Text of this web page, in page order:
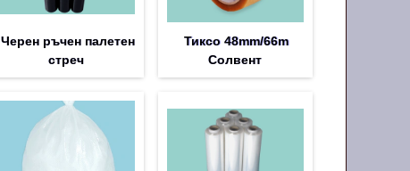
Черен ръчен палетен
стреч
Тиксо 48mm/66m
Солвент